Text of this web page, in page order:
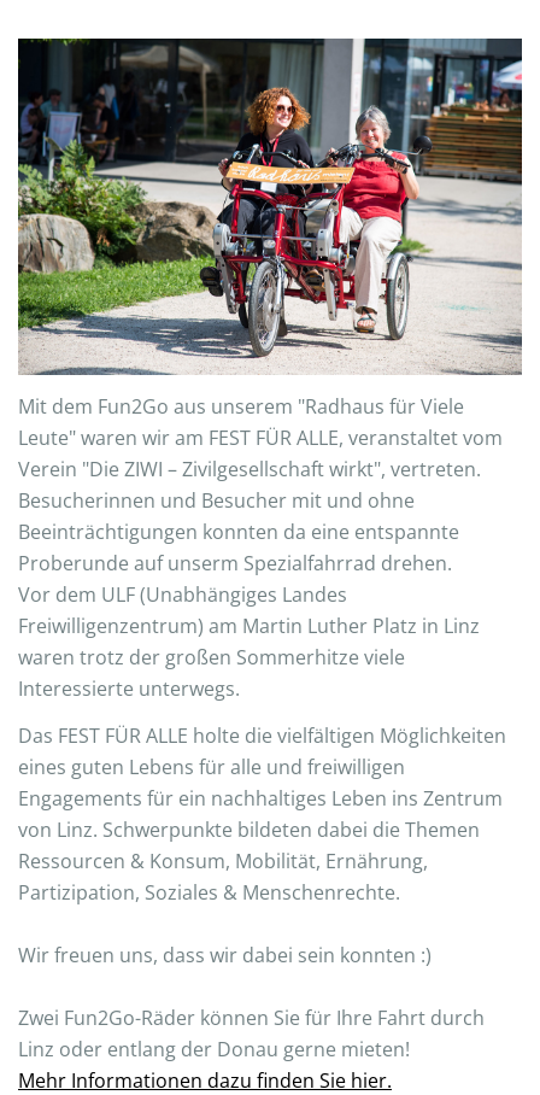
Mit dem Fun2Go aus unserem "Radhaus für Viele
Leute" waren wir am FEST FÜR ALLE, veranstaltet vom
Verein "Die ZIWI – Zivilgesellschaft wirkt", vertreten.
Besucherinnen und Besucher mit und ohne
Beeinträchtigungen konnten da eine entspannte
Proberunde auf unserm Spezialfahrrad drehen.
Vor dem ULF (Unabhängiges Landes
Freiwilligenzentrum) am Martin Luther Platz in Linz
waren trotz der großen Sommerhitze viele
Interessierte unterwegs.
Das FEST FÜR ALLE holte die vielfältigen Möglichkeiten
eines guten Lebens für alle und freiwilligen
Engagements für ein nachhaltiges Leben ins Zentrum
von Linz. Schwerpunkte bildeten dabei die Themen
Ressourcen & Konsum, Mobilität, Ernährung,
Partizipation, Soziales & Menschenrechte.
Wir freuen uns, dass wir dabei sein konnten :)
Zwei Fun2Go-Räder können Sie für Ihre Fahrt durch
Linz oder entlang der Donau gerne mieten!
Mehr Informationen dazu finden Sie hier.